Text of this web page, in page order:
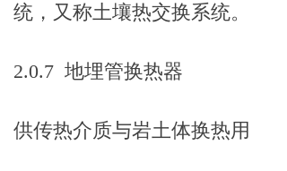
统，又称土壤热交换系统。
2.0.7 地埋管换热器
供传热介质与岩土体换热用